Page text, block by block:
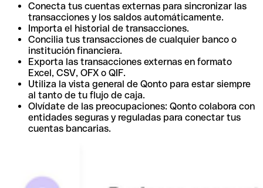
Conecta tus cuentas externas para sincronizar las
transacciones y los saldos automáticamente.
Importa el historial de transacciones.
Concilia tus transacciones de cualquier banco o
institución financiera.
Exporta las transacciones externas en formato
Excel, CSV, OFX o QIF.
Utiliza la vista general de Qonto para estar siempre
al tanto de tu flujo de caja.
Olvídate de las preocupaciones: Qonto colabora con
entidades seguras y reguladas para conectar tus
cuentas bancarias.